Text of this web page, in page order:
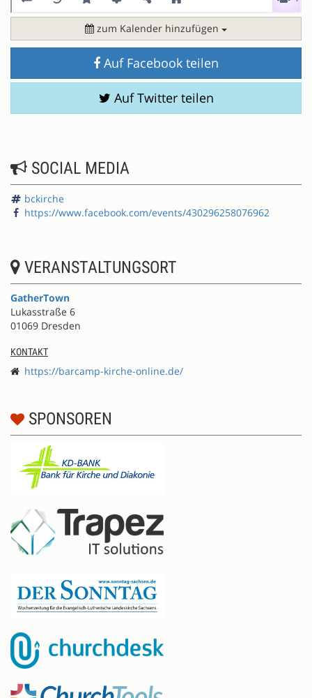
zum Kalender hinzufügen
Auf Facebook teilen
Auf Twitter teilen
SOCIAL MEDIA
bckirche
https://www.facebook.com/events/430296258076962
VERANSTALTUNGSORT
GatherTown
Lukasstraße 6
01069 Dresden
KONTAKT
https://barcamp-kirche-online.de/
SPONSOREN